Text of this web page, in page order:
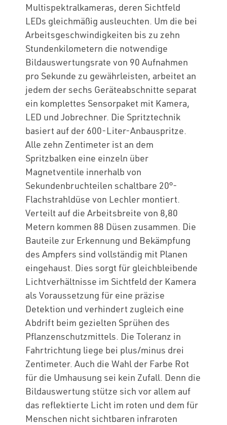
Multispektralkameras, deren Sichtfeld
LEDs gleichmäßig ausleuchten. Um die bei
Arbeitsgeschwindigkeiten bis zu zehn
Stundenkilometern die notwendige
Bildauswertungsrate von 90 Aufnahmen
pro Sekunde zu gewährleisten, arbeitet an
jedem der sechs Geräteabschnitte separat
ein komplettes Sensorpaket mit Kamera,
LED und Jobrechner. Die Spritztechnik
basiert auf der 600-Liter-Anbauspritze.
Alle zehn Zentimeter ist an dem
Spritzbalken eine einzeln über
Magnetventile innerhalb von
Sekundenbruchteilen schaltbare 20°-
Flachstrahldüse von Lechler montiert.
Verteilt auf die Arbeitsbreite von 8,80
Metern kommen 88 Düsen zusammen. Die
Bauteile zur Erkennung und Bekämpfung
des Ampfers sind vollständig mit Planen
eingehaust. Dies sorgt für gleichbleibende
Lichtverhältnisse im Sichtfeld der Kamera
als Voraussetzung für eine präzise
Detektion und verhindert zugleich eine
Abdrift beim gezielten Sprühen des
Pflanzenschutzmittels. Die Toleranz in
Fahrtrichtung liege bei plus/minus drei
Zentimeter. Auch die Wahl der Farbe Rot
für die Umhausung sei kein Zufall. Denn die
Bildauswertung stütze sich vor allem auf
das reflektierte Licht im roten und dem für
Menschen nicht sichtbaren infraroten